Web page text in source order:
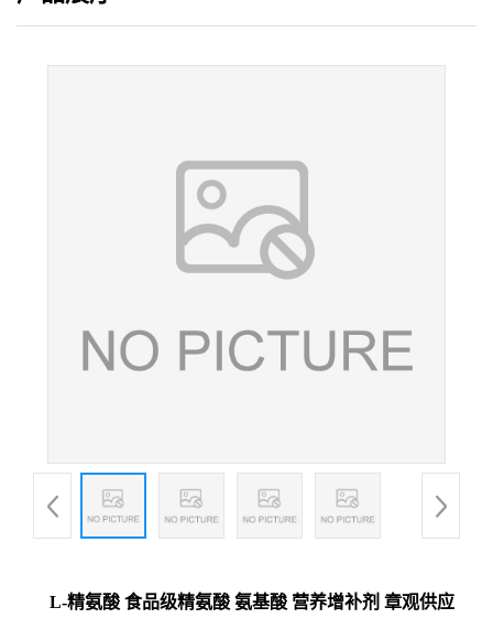
L-精氨酸 食品级精氨酸 氨基酸 营养增补剂 章观供应